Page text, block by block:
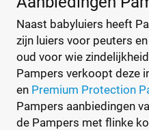
Naast babyluiers heeft
zijn luiers voor peuters
oud voor wie
Pampers verkoopt deze
en Premium Protection
Pampers aanbiedingen
de Pampers met flinke